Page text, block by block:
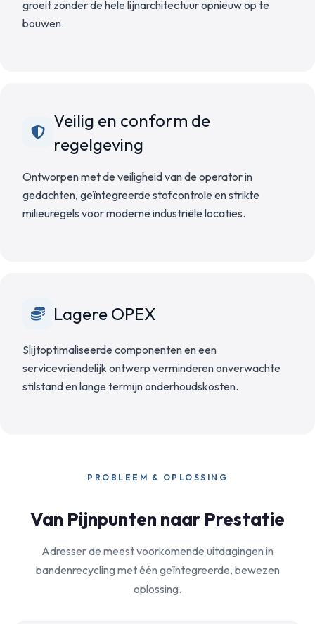
groeit zonder de hele lijnarchitectuur opnieuw op te
bouwen.
Veilig en conform de
regelgeving
Ontworpen met de veiligheid van de operator in
gedachten, geïntegreerde stofcontrole en strikte
milieuregels voor moderne industriële locaties.
Lagere OPEX
Slijtoptimaliseerde componenten en een
servicevriendelijk ontwerp verminderen onverwachte
stilstand en lange termijn onderhoudskosten.
PROBLEEM & OPLOSSING
Van Pijnpunten naar Prestatie
Adresser de meest voorkomende uitdagingen in
bandenrecycling met één geïntegreerde, bewezen
oplossing.